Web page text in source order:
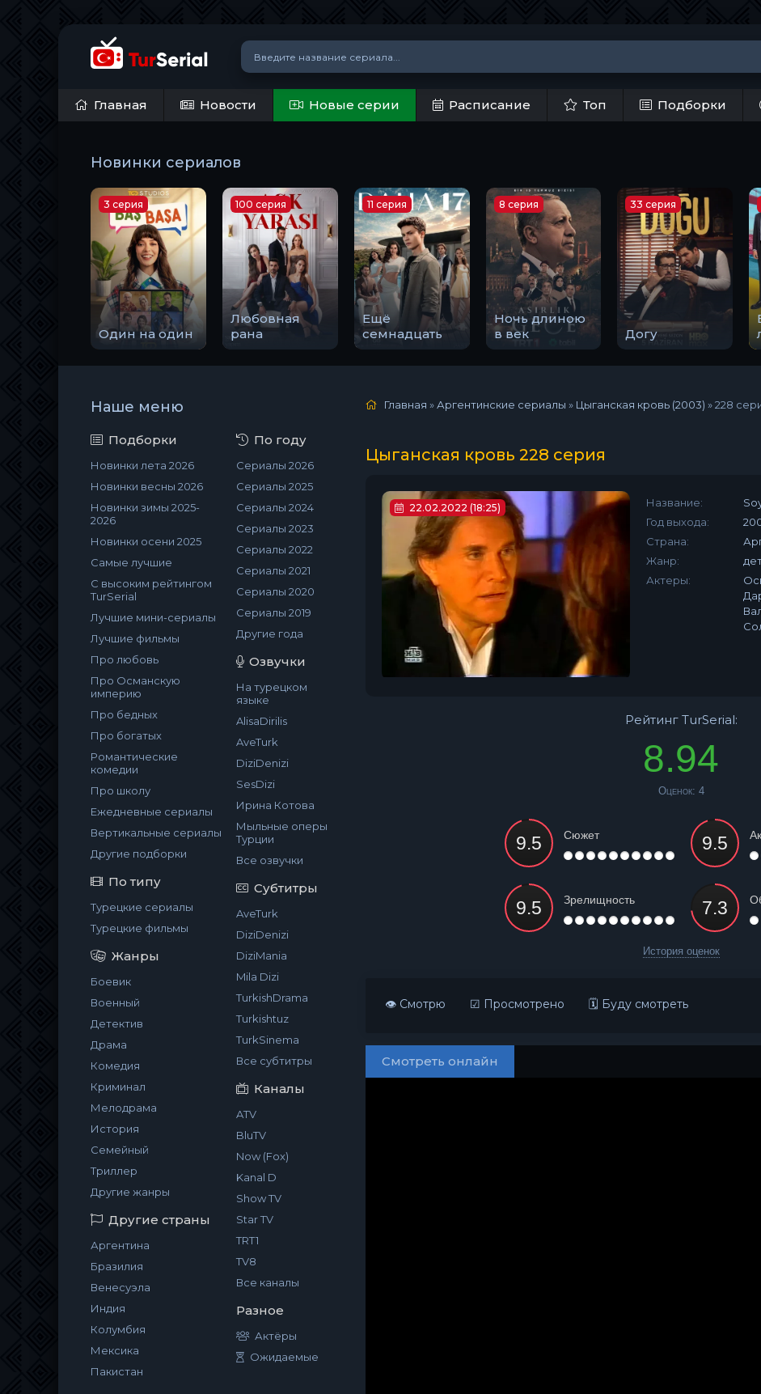
Главная Новости Новые серии Расписание Топ Подборки
Новинки сериалов
Один на один
3 серия
Любовная
рана
100 серия
Ещё
семнадцать
11 серия
Ночь длиною
в век
8 серия
Догу
33 серия
Наше меню
Подборки
Новинки лета 2026
Новинки весны 2026
Новинки зимы 2025-
2026
Новинки осени 2025
Самые лучшие
С высоким рейтингом
TurSerial
Лучшие мини-сериалы
Лучшие фильмы
Про любовь
Про Османскую
империю
Про бедных
Про богатых
Романтические
комедии
Про школу
Ежедневные сериалы
Вертикальные сериалы
Другие подборки
По типу
Турецкие сериалы
Турецкие фильмы
Жанры
Боевик
Военный
Детектив
Драма
Комедия
Криминал
Мелодрама
История
Семейный
Триллер
Другие жанры
Другие страны
Аргентина
Бразилия
Венесуэла
Индия
Колумбия
Мексика
Пакистан
По году
Сериалы 2026
Сериалы 2025
Сериалы 2024
Сериалы 2023
Сериалы 2022
Сериалы 2021
Сериалы 2020
Сериалы 2019
Другие года
Озвучки
На турецком
языке
AlisaDirilis
AveTurk
DiziDenizi
SesDizi
Ирина Котова
Мыльные оперы
Турции
Все озвучки
Субтитры
AveTurk
DiziDenizi
DiziMania
Mila Dizi
TurkishDrama
Turkishtuz
TurkSinema
Все субтитры
Каналы
ATV
BluTV
Now (Fox)
Kanal D
Show TV
Star TV
TRT1
TV8
Все каналы
Разное
Актёры
Ожидаемые
Главная » Аргентинские сериалы » Цыганская кровь (2003) »228
Цыганская кровь 228 серия
22.02.2022 (18:25) Название:
Год выхода:
Страна:
Жанр:
Актеры:
Рейтинг TurSerial:
8.94
Оценок: 4
Сюжет
Зрелищность
История оценок
👁 Смотрю ☑ Просмотрено 🗓 Буду смотреть
Смотреть онлайн